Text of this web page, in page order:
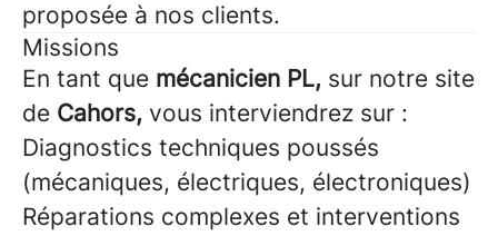
proposée à nos clients.
Missions
En tant que mécanicien PL, sur notre site
de Cahors, vous interviendrez sur :
Diagnostics techniques poussés
(mécaniques, électriques, électroniques)
Réparations complexes et interventions